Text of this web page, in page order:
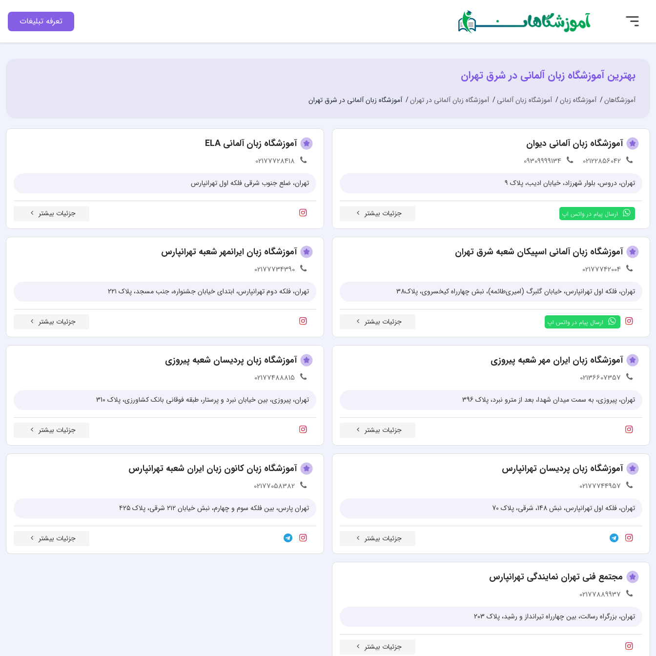
تعرفه تبلیغات
بهترین آموزشگاه زبان آلمانی در شرق تهران
آموزشگاهان آموزشگاه زبان آموزشگاه زبان آلمانی آموزشگاه زبان آلمانی در تهران آموزشگاه زبان آلمانی در شرق تهران
آموزشگاه زبان آلمانی دیوان
02122856042
09309999134
تهران، دروس، بلوار شهرزاد، خیابان ادیب، پلاک ۹
ارسال پیام در واتس اپ جزئیات بیشتر
آموزشگاه زبان آلمانی ELA
02177728418
تهران، ضلع جنوب شرقی فلکه اول تهرانپارس
جزئیات بیشتر
آموزشگاه زبان آلمانی اسپیکان شعبه شرق تهران
02177742004
تهران، فلکه اول تهرانپارس، خیابان گلبرگ (امیری‌طائمه)، نبش چهارراه کیخسروی، پلاک38
ارسال پیام در واتس اپ جزئیات بیشتر
آموزشگاه زبان ایرانمهر شعبه تهرانپارس
02177734390
تهران، فلکه دوم تهرانپارس، ابتدای خیابان جشنواره، جنب مسجد، پلاک ۲۲۱
جزئیات بیشتر
آموزشگاه زبان ایران مهر شعبه پیروزی
02136607357
تهران، پیروزی، به سمت میدان شهدا، بعد از مترو نبرد، پلاک 396
جزئیات بیشتر
آموزشگاه زبان پردیسان شعبه پیروزی
02177488815
تهران، پيروزی، بين خيابان نبرد و پرستار، طبقه فوقانی بانک كشاورزی، پلاک 310
جزئیات بیشتر
آموزشگاه زبان پردیسان تهرانپارس
02177744957
تهران، فلکه اول تهرانپارس، نبش 148، شرقی، پلاک 70
جزئیات بیشتر
آموزشگاه زبان کانون زبان ایران شعبه تهرانپارس
02177058382
تهران پارس، بین فلکه سوم و چهارم، نبش خیابان ۲۱۲ شرقی، پلاک ۴۲۵
جزئیات بیشتر
مجتمع فنی تهران نمایندگی تهرانپارس
02177889937
تهران، بزرگراه رسالت، بین چهارراه تیرانداز و رشید، پلاک 203
جزئیات بیشتر